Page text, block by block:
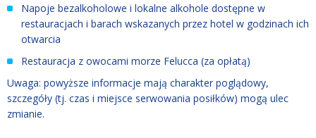
Napoje bezalkoholowe i lokalne alkohole dostępne w
restauracjach i barach wskazanych przez hotel w godzinach ich
otwarcia
Restauracja z owocami morze Felucca (za opłatą)
Uwaga: powyższe informacje mają charakter poglądowy,
szczegóły (tj. czas i miejsce serwowania posiłków) mogą ulec
zmianie.